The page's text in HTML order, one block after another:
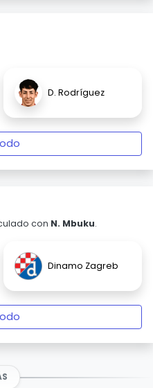
D. Rodríguez
con N. Mbuku.
Dinamo Zagreb